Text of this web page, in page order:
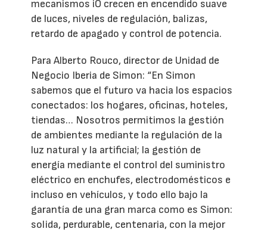
mecanismos iO crecen en encendido suave
de luces, niveles de regulación, balizas,
retardo de apagado y control de potencia.
Para Alberto Rouco, director de Unidad de
Negocio Iberia de Simon: “En Simon
sabemos que el futuro va hacia los espacios
conectados: los hogares, oficinas, hoteles,
tiendas… Nosotros permitimos la gestión
de ambientes mediante la regulación de la
luz natural y la artificial; la gestión de
energía mediante el control del suministro
eléctrico en enchufes, electrodomésticos e
incluso en vehículos, y todo ello bajo la
garantía de una gran marca como es Simon:
solida, perdurable, centenaria, con la mejor